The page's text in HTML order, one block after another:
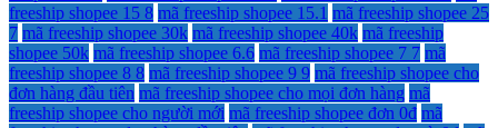
freeship shopee 15 8 mã freeship shopee 15.1 mã freeship shopee 25
7 mã freeship shopee 30k mã freeship shopee 40k mã freeship
shopee 50k mã freeship shopee 6.6 mã freeship shopee 7 7 mã
freeship shopee 8 8 mã freeship shopee 9 9 mã freeship shopee cho
đơn hàng đầu tiên mã freeship shopee cho mọi đơn hàng mã
freeship shopee cho người mới mã freeship shopee đơn 0đ mã